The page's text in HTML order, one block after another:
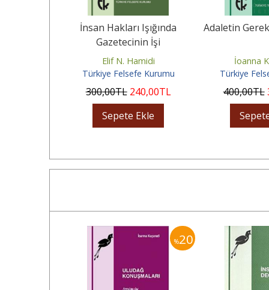
İnsan Hakları Işığında
Gazetecinin İşi
Elif N. Hamidi
Türkiye Felsefe Kurumu
300,00TL 240,00TL
Sepete Ekle
Adaletin
İoanna
Türkiye
400,00TL
%20